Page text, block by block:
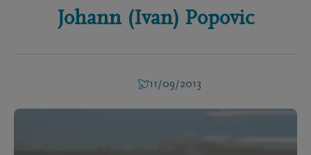
Johann (Ivan) Popovic
11/09/2013